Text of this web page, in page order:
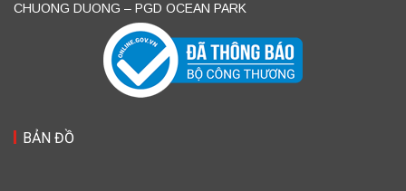
CHUONG DUONG – PGD OCEAN PARK
BẢN ĐỒ